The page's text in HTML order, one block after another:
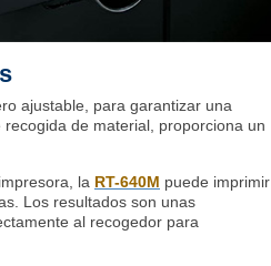
ajustable, para garantizar una
de material, proporciona un
la RT-640M puede imprimir
Los resultados son unas
al recogedor para